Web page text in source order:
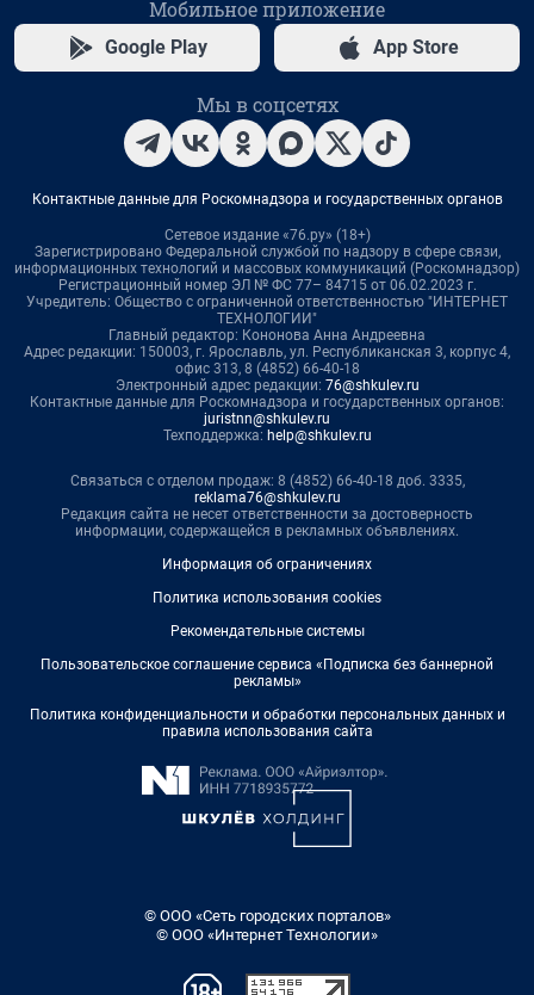
Мобильное приложение
Google Play App Store
Мы в соцсетях
Контактные данные для Роскомнадзора и государственных органов
Сетевое издание «76.ру» (18+)
Зарегистрировано Федеральной службой по надзору в сфере связи,
информационных технологий и массовых коммуникаций (Роскомнадзор)
Регистрационный номер ЭЛ № ФС 77– 84715 от 06.02.2023 г.
Учредитель: Общество с ограниченной ответственностью "ИНТЕРНЕТ
ТЕХНОЛОГИИ"
Главный редактор: Кононова Анна Андреевна
Адрес редакции: 150003, г. Ярославль, ул. Республиканская 3, корпус 4,
офис 313, 8 (4852) 66-40-18
Электронный адрес редакции: 76@shkulev.ru
Контактные данные для Роскомнадзора и государственных органов:
juristnn@shkulev.ru
Техподдержка: help@shkulev.ru
Связаться с отделом продаж: 8 (4852) 66-40-18 доб. 3335,
reklama76@shkulev.ru
Редакция сайта не несет ответственности за достоверность
информации, содержащейся в рекламных объявлениях.
Информация об ограничениях
Политика использования cookies
Рекомендательные системы
Пользовательское соглашение сервиса «Подписка без баннерной
рекламы»
Политика конфиденциальности и обработки персональных данных и
правила использования сайта
© ООО «Сеть городских порталов»
© ООО «Интернет Технологии»